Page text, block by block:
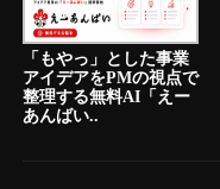
「もやっ」とした事業
アイデアをPMの視点で
整理する無料AI「えー
あんばい..